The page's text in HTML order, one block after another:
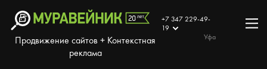
Продвижение сайтов + Контекстная
реклама
+7 347 229-49-
19
Уфа